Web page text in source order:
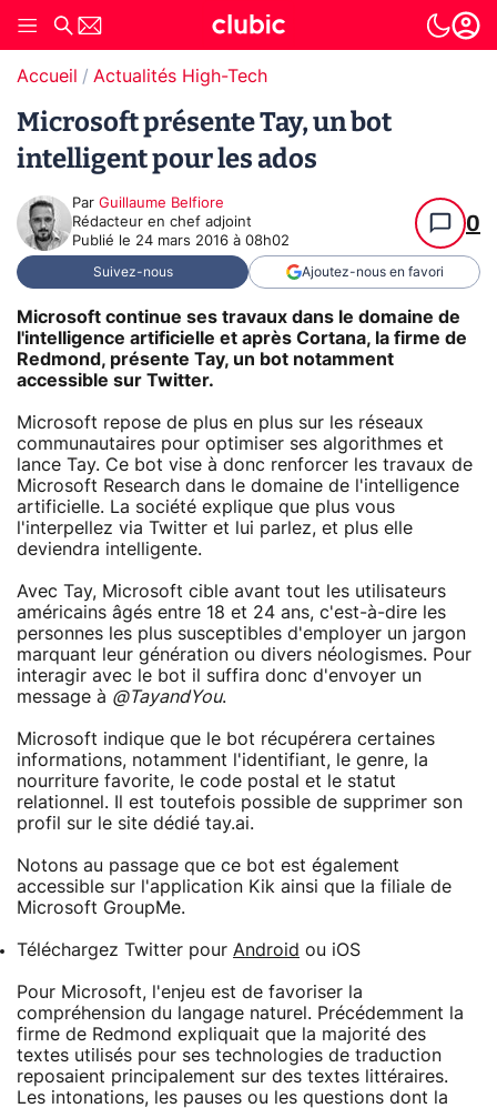
Accueil Actualités High-Tech
Microsoft présente Tay, un bot
intelligent pour les ados
Par Guillaume Belfiore
Rédacteur en chef adjoint
Publié le 24 mars 2016 à 08h02
0
Suivez-nous Ajoutez-nous en favori
Microsoft continue ses travaux dans le domaine de
l'intelligence artificielle et après Cortana, la firme de
Redmond, présente Tay, un bot notamment
accessible sur Twitter.
Microsoft repose de plus en plus sur les réseaux
communautaires pour optimiser ses algorithmes et
lance Tay. Ce bot vise à donc renforcer les travaux de
Microsoft Research dans le domaine de l'intelligence
artificielle. La société explique que plus vous
l'interpellez via Twitter et lui parlez, et plus elle
deviendra intelligente.
Avec Tay, Microsoft cible avant tout les utilisateurs
américains âgés entre 18 et 24 ans, c'est-à-dire les
personnes les plus susceptibles d'employer un jargon
marquant leur génération ou divers néologismes. Pour
interagir avec le bot il suffira donc d'envoyer un
message à @TayandYou.
Microsoft indique que le bot récupérera certaines
informations, notamment l'identifiant, le genre, la
nourriture favorite, le code postal et le statut
relationnel. Il est toutefois possible de supprimer son
profil sur le site dédié tay.ai.
Notons au passage que ce bot est également
accessible sur l'application Kik ainsi que la filiale de
Microsoft GroupMe.
Téléchargez Twitter pour Android ou iOS
Pour Microsoft, l'enjeu est de favoriser la
compréhension du langage naturel. Précédemment la
firme de Redmond expliquait que la majorité des
textes utilisés pour ses technologies de traduction
reposaient principalement sur des textes littéraires.
Les intonations, les pauses ou les questions dont la